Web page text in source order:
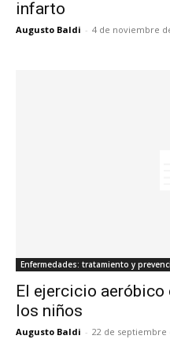
infarto
Augusto Baldi - 4 de noviembre
Enfermedades: tratamiento y
El ejercicio
los niños
Augusto Baldi - 22 de septiembre